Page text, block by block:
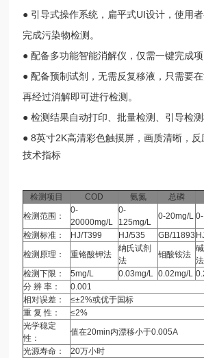
● 引导式操作系统，扁平式UI设计，使用
完成污染物检测。
● 配备多功能智能消解仪，仅需一键完成项
● 配备预制试剂，无需反复移液，只需要
再经过消解即可进行检测。
● 检测结果自动打印、批量检测、引导检测
● 8英寸2K高清彩色触摸屏，画质清晰，反
技术指标
检测项目 COD 氨氮 总磷
检测范围：
0-
20000mg/L
0-
125mg/L
0-20mg/L
检测标准：
HJ/T399 HJ/535 GB/11893
检测原理：
重铬酸钾法
纳氏试剂
法
钼酸铵法
法
检测下限：
5mg/L 0.03mg/L 0.02mg/L
分 辨 率：
0.001
相对误差：
≤±2%或优于国标
重 复 性：
≤2%
光学稳定
性：
值在20min内漂移小于0.005A
光源寿命：
20万小时